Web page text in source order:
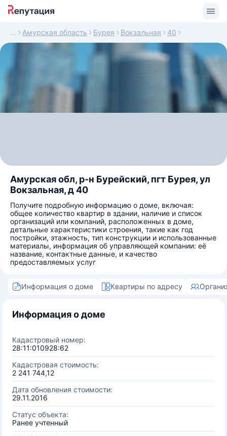
Амурская область Бурея Вокзальная 40
Амурская обл, р-н Бурейский, пгт Бурея, ул
Вокзальная, д 40
Получите подробную информацию о доме, включая:
общее количество квартир в здании, наличие и список
организаций или компаний, расположенных в доме,
детальные характеристики строения, такие как год
постройки, этажность, тип конструкции и использованные
материалы, информация об управляющей компании: её
название, контактные данные, и качество
предоставляемых услуг
Информация о доме Квартиры по адресу
Информация о доме
Кадастровый номер:
28:11:010928:62
Кадастровая стоимость:
2 241 744,12
Дата обновления стоимости:
29.11.2016
Статус объекта:
Ранее учтенный